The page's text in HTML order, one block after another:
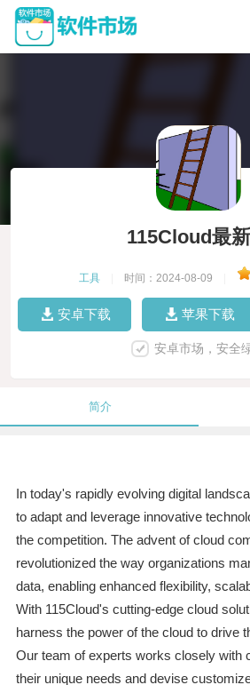
115Cloud最
工具 时间：2024-08-09
安卓下载 苹果下载
安卓市场，安全
简介
In today's rapidly evolving digital
to adapt and leverage innovative
the competition. The advent of cloud
revolutionized the way organizations
data, enabling enhanced flexibility,
With 115Cloud's cutting-edge cloud
harness the power of the cloud to drive
Our team of experts works closely with
their unique needs and devise